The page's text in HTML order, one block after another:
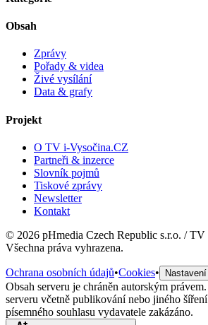
Obsah
Zprávy
Pořady & videa
Živé vysílání
Data & grafy
Projekt
O TV i-Vysočina.CZ
Partneři & inzerce
Slovník pojmů
Tiskové zprávy
Newsletter
Kontakt
© 2026 pHmedia Czech Republic s.r.o. /
Všechna práva vyhrazena.
Ochrana osobních údajů•Cookies•
Obsah serveru je chráněn autorským
serveru včetně publikování nebo jiného
písemného souhlasu vydavatele zakázáno.